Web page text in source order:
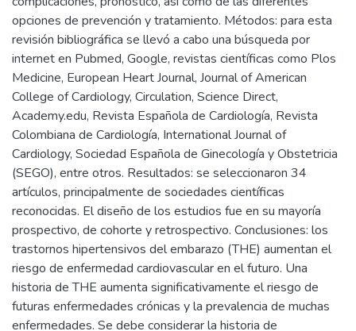
opciones de prevención y tratamiento. Métodos: para esta
revisión bibliográfica se llevó a cabo una búsqueda por
internet en Pubmed, Google, revistas científicas como Plos
Medicine, European Heart Journal, Journal of American
College of Cardiology, Circulation, Science Direct,
Academy.edu, Revista Española de Cardiología, Revista
Colombiana de Cardiología, International Journal of
Cardiology, Sociedad Española de Ginecología y Obstetricia
(SEGO), entre otros. Resultados: se seleccionaron 34
artículos, principalmente de sociedades científicas
reconocidas. El diseño de los estudios fue en su mayoría
prospectivo, de cohorte y retrospectivo. Conclusiones: los
trastornos hipertensivos del embarazo (THE) aumentan el
riesgo de enfermedad cardiovascular en el futuro. Una
historia de THE aumenta significativamente el riesgo de
futuras enfermedades crónicas y la prevalencia de muchas
enfermedades. Se debe considerar la historia de